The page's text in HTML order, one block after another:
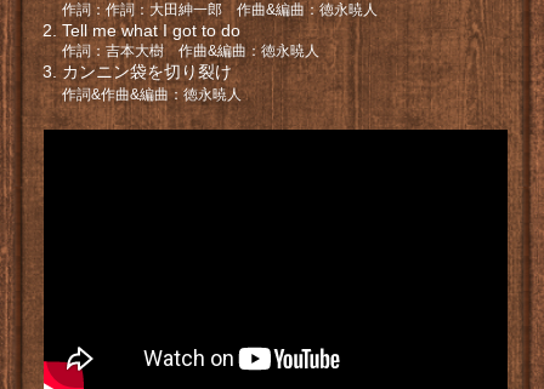
作詞：作詞：大田紳一郎 作曲&編曲：徳永暁人
Tell me what I got to do
作詞：吉本大樹 作曲&編曲：徳永暁人
カンニン袋を切り裂け
作詞&作曲&編曲：徳永暁人